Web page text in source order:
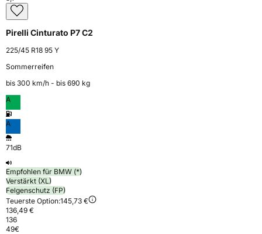
Pirelli Cinturato P7 C2
225/45 R18 95 Y
Sommerreifen
bis 300 km⁠/⁠h - bis 690 kg
A
A
71dB
Empfohlen für BMW (*)
Verstärkt (XL)
Felgenschutz (FP)
Teuerste Option:145,73 €
136,49 €
136
49€